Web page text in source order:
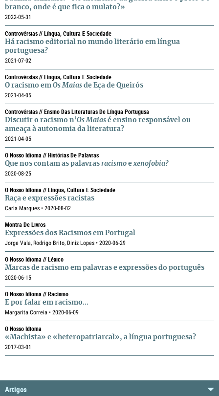
branco, onde é que fica o mulato?»
2022-05-31
Controvérsias // Língua, Cultura E Sociedade
Há racismo editorial no mundo literário em língua
portuguesa?
2021-07-02
Controvérsias // Lingua, Cultura E Sociedade
O racismo em Os Maias de Eça de Queirós
2021-04-05
Controvérsias // Ensino Das Literaturas De Língua Portugusa
Discutir o racismo n’Os Maias é ensino responsável ou
ameaça à autonomia da literatura?
2021-04-05
O Nosso Idioma // Histórias De Palavras
Que nos contam as palavras racismo exenofobia?
2020-08-25
O Nosso Idioma // Língua, Cultura E Sociedade
Raça e expressões racistas
Carla Marques • 2020-08-02
Montra De Livros
Expressões dos Racismos em Portugal
Jorge Vala, Rodrigo Brito, Diniz Lopes • 2020-06-29
O Nosso Idioma // Léxico
Marcas de racismo em palavras e expressões do português
2020-06-15
O Nosso Idioma // Racismo
E por falar em racismo...
Margarita Correia • 2020-06-09
O Nosso Idioma
«Machista» e «heteropatriarcal», a língua portuguesa?
2017-03-01
Artigos